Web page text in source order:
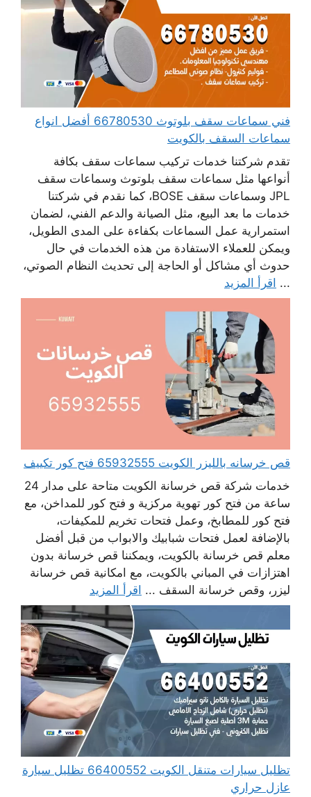
فني سماعات سقف بلوتوث 66780530 أفضل انواع
سماعات السقف بالكويت
تقدم شركتنا خدمات تركيب سماعات سقف بكافة
أنواعها مثل سماعات سقف بلوتوث وسماعات سقف
JPL وسماعات سقف BOSE، كما نقدم في شركتنا
خدمات ما بعد البيع، مثل الصيانة والدعم الفني، لضمان
استمرارية عمل السماعات بكفاءة على المدى الطويل،
ويمكن للعملاء الاستفادة من هذه الخدمات في حال
حدوث أي مشاكل أو الحاجة إلى تحديث النظام الصوتي،
... اقرأ المزيد
قص خرسانه بالليزر الكويت 65932555 فتح كور تكييف
خدمات شركة قص خرسانة الكويت متاحة على مدار 24
ساعة من فتح كور تهوية مركزية و فتح كور للمداخن، مع
فتح كور للمطابخ، وعمل فتحات تخريم للمكيفات،
بالإضافة لعمل فتحات شبابيك والابواب من قبل أفضل
معلم قص خرسانة بالكويت، ويمكننا قص خرسانة بدون
اهتزازات في المباني بالكويت، مع امكانية قص خرسانة
ليزر، وقص خرسانة السقف ... اقرأ المزيد
تظليل سيارات متنقل الكويت 66400552 تظليل سيارة
عازل حراري